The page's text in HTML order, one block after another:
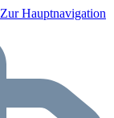
Zur Hauptnavigation